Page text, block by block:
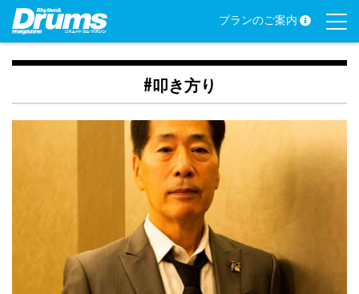
Skip
content
プランのご案内
#叩き方り